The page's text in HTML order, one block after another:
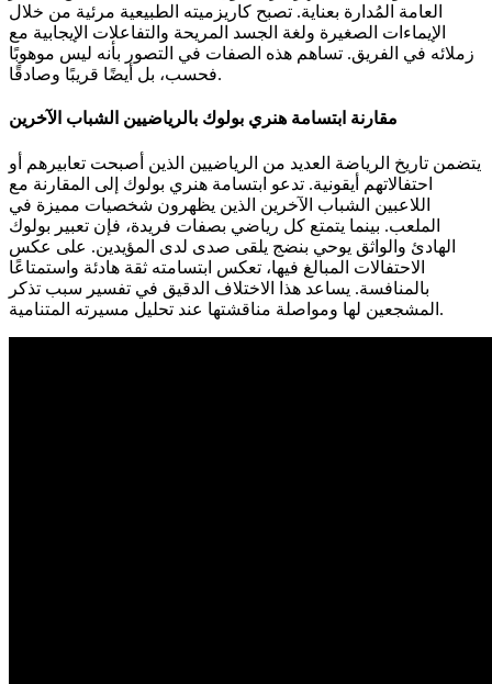
العامة المُدارة بعناية. تصبح كاريزميته الطبيعية مرئية من خلال
الإيماءات الصغيرة ولغة الجسد المريحة والتفاعلات الإيجابية مع
زملائه في الفريق. تساهم هذه الصفات في التصور بأنه ليس موهوبًا
فحسب، بل أيضًا قريبًا وصادقًا.
مقارنة ابتسامة هنري بولوك بالرياضيين الشباب الآخرين
يتضمن تاريخ الرياضة العديد من الرياضيين الذين أصبحت تعابيرهم أو
احتفالاتهم أيقونية. تدعو ابتسامة هنري بولوك إلى المقارنة مع
اللاعبين الشباب الآخرين الذين يظهرون شخصيات مميزة في
الملعب. بينما يتمتع كل رياضي بصفات فريدة، فإن تعبير بولوك
الهادئ والواثق يوحي بنضج يلقى صدى لدى المؤيدين. على عكس
الاحتفالات المبالغ فيها، تعكس ابتسامته ثقة هادئة واستمتاعًا
بالمنافسة. يساعد هذا الاختلاف الدقيق في تفسير سبب تذكر
المشجعين لها ومواصلة مناقشتها عند تحليل مسيرته المتنامية.